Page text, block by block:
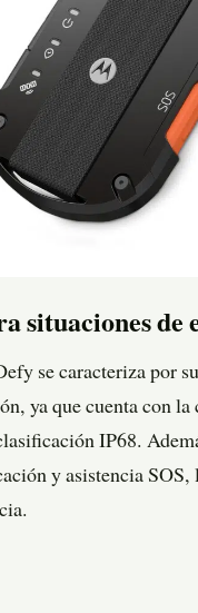
situaciones de
se caracteriza por
ya que cuenta con
IP68.
y asistencia